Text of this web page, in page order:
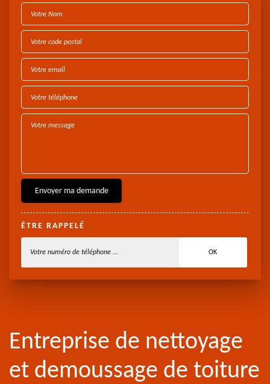
ÊTRE RAPPELÉ
Entreprise de nettoyage
et demoussage de toiture